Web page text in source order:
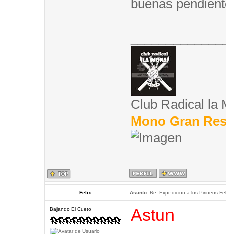
buenas
Club Radical la
Mono Gran
Felix Asunto:Re: Expedicion a los Pirineos
Bajando El Cueto Astun